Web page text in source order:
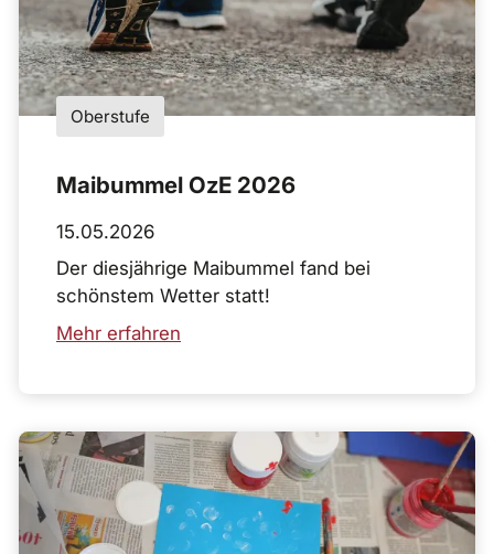
Oberstufe
Maibummel OzE 2026
15.05.2026
Der diesjährige Maibummel fand bei
schönstem Wetter statt!
Mehr erfahren